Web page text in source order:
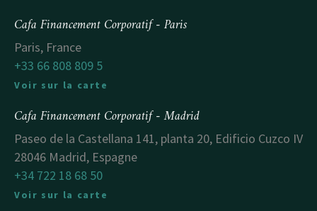
Cafa Financement Corporatif - Paris
Paris, France
+33 66 808 809 5
Voir sur la carte
Cafa Financement Corporatif - Madrid
Paseo de la Castellana 141, planta 20, Edificio Cuzco IV
28046 Madrid, Espagne
+34 722 18 68 50
Voir sur la carte